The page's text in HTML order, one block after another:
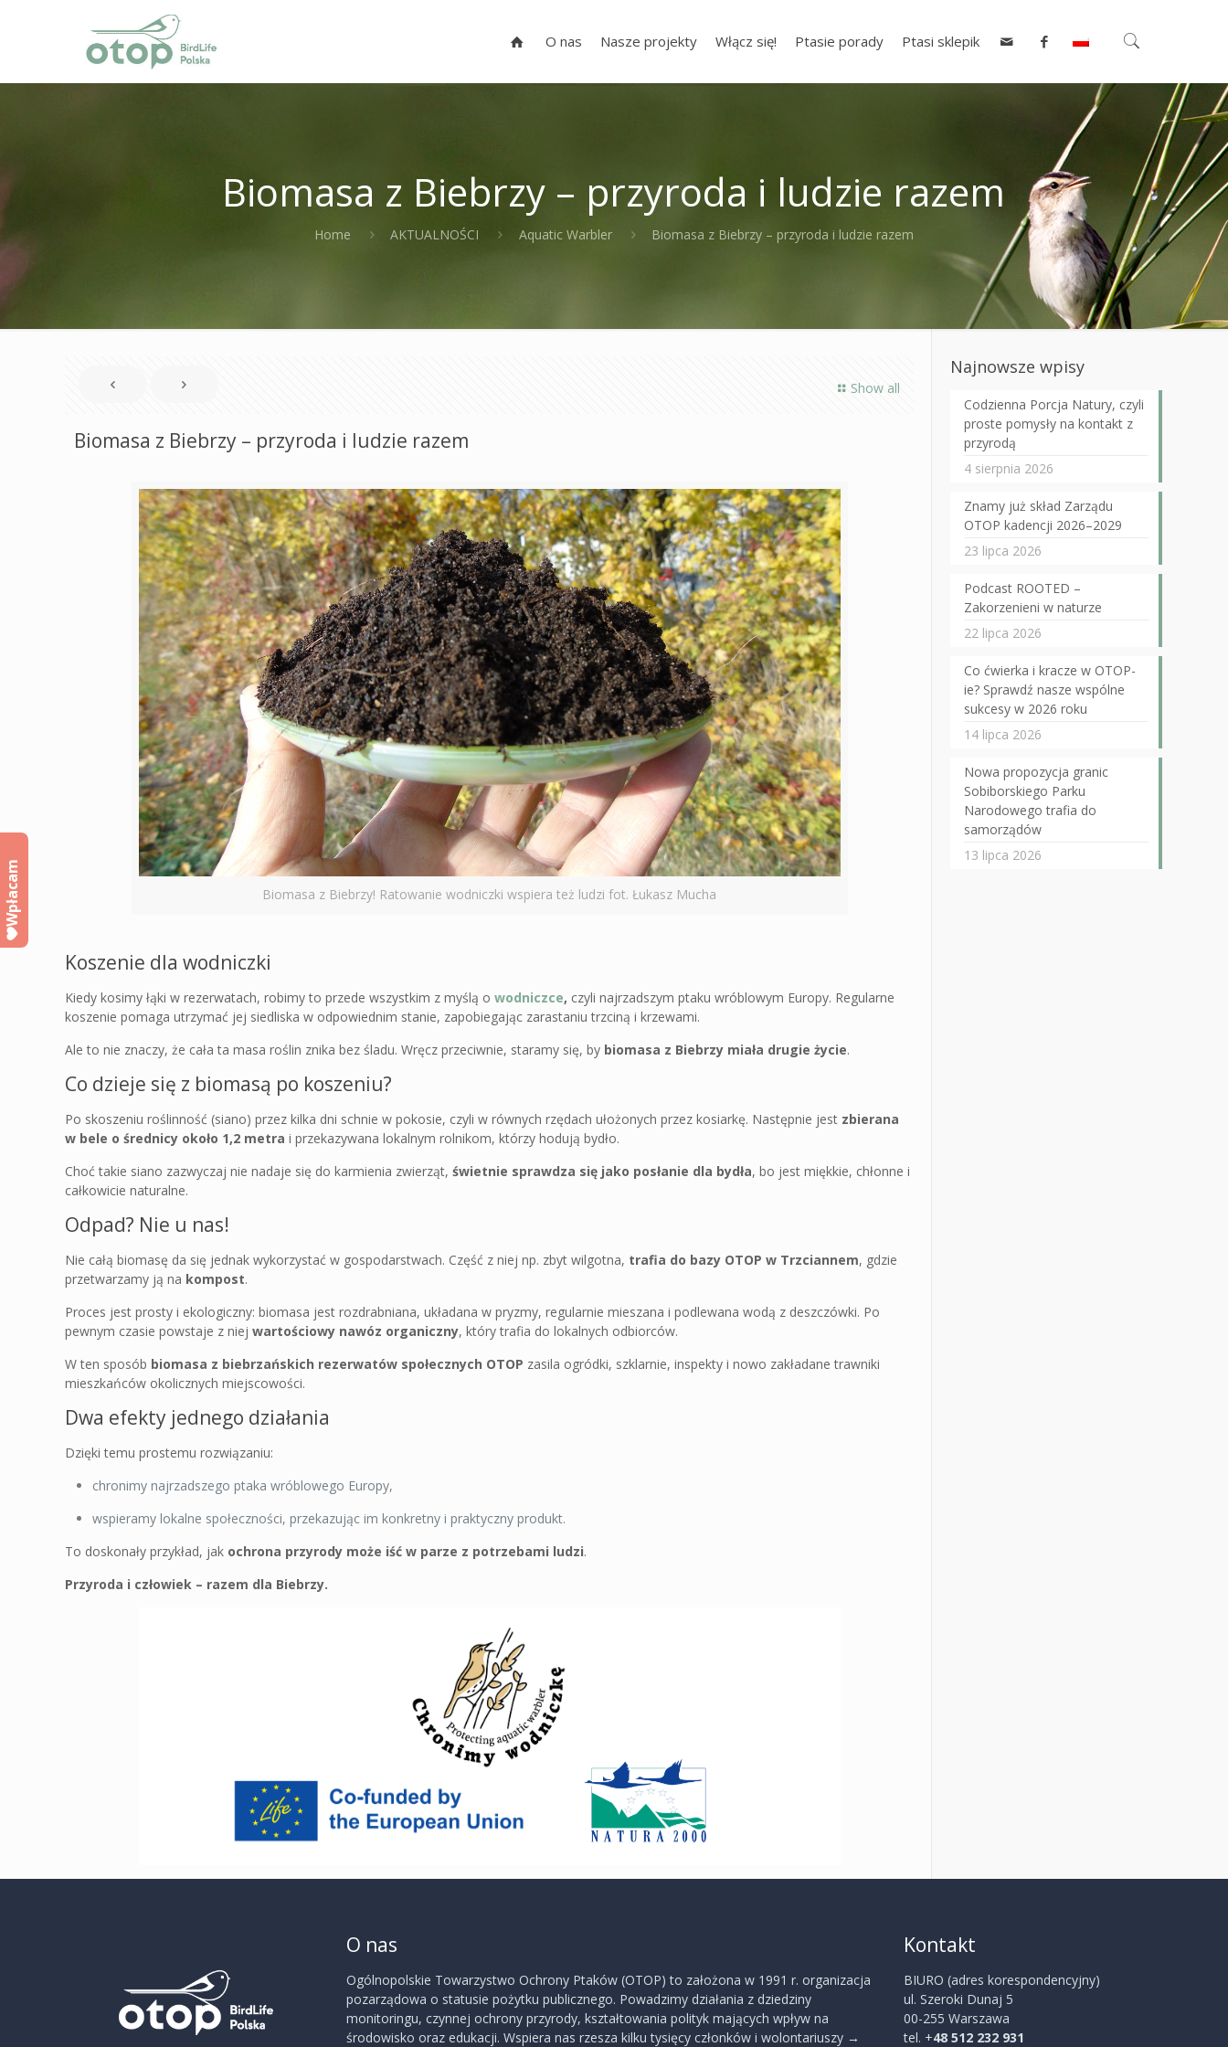
O nas Nasze projekty Włącz się! Ptasie porady Ptasi sklepik
Biomasa z Biebrzy – przyroda i ludzie razem
Home AKTUALNOŚCI Aquatic Warbler Biomasa z Biebrzy – przyroda i ludzie razem
Show all
Biomasa z Biebrzy – przyroda i ludzie razem
Biomasa z Biebrzy! Ratowanie wodniczki wspiera też ludzi fot. Łukasz Mucha
Koszenie dla wodniczki
Kiedy kosimy łąki w rezerwatach, robimy to przede wszystkim z myślą owodniczce, czyli najrzadszym ptaku wróblowym Europy. Regularne
koszenie pomaga utrzymać jej siedliska w odpowiednim stanie, zapobiegając zarastaniu trzciną i krzewami.
Ale to nie znaczy, że cała ta masa roślin znika bez śladu. Wręcz przeciwnie, staramy się, by biomasa z Biebrzy miała drugie życie.
Co dzieje się z biomasą po koszeniu?
Po skoszeniu roślinność (siano) przez kilka dni schnie w pokosie, czyli w równych rzędach ułożonych przez kosiarkę. Następnie jest zbierana
w bele o średnicy około 1,2 metra i przekazywana lokalnym rolnikom, którzy hodują bydło.
Choć takie siano zazwyczaj nie nadaje się do karmienia zwierząt,świetnie sprawdza się jako posłanie dla bydła, bo jest miękkie, chłonne i
całkowicie naturalne.
Odpad? Nie u nas!
Nie całą biomasę da się jednak wykorzystać w gospodarstwach. Część z niej np. zbyt wilgotna, trafia do bazy OTOP w Trzciannem, gdzie
przetwarzamy ją na kompost.
Proces jest prosty i ekologiczny: biomasa jest rozdrabniana, układana w pryzmy, regularnie mieszana i podlewana wodą z deszczówki. Po
pewnym czasie powstaje z niejwartościowy nawóz organiczny, który trafia do lokalnych odbiorców.
W ten sposób biomasa z biebrzańskich rezerwatów społecznych OTOP zasila ogródki, szklarnie, inspekty i nowo zakładane trawniki
mieszkańców okolicznych miejscowości.
Dwa efekty jednego działania
Dzięki temu prostemu rozwiązaniu:
chronimy najrzadszego ptaka wróblowego Europy,
wspieramy lokalne społeczności, przekazując im konkretny i praktyczny produkt.
To doskonały przykład, jak ochrona przyrody może iść w parze z potrzebami ludzi.
Przyroda i człowiek – razem dla Biebrzy.
Najnowsze wpisy
Codzienna Porcja Natury, czyli
proste pomysły na kontakt z
przyrodą
4 sierpnia 2026
Znamy już skład Zarządu
OTOP kadencji 2026–2029
23 lipca 2026
Podcast ROOTED –
Zakorzenieni w naturze
22 lipca 2026
Co ćwierka i kracze w OTOP-
ie? Sprawdź nasze wspólne
sukcesy w 2026 roku
14 lipca 2026
Nowa propozycja granic
Sobiborskiego Parku
Narodowego trafia do
samorządów
13 lipca 2026
O nas
Ogólnopolskie Towarzystwo Ochrony Ptaków (OTOP) to założona w 1991 r. organizacja
pozarządowa o statusie pożytku publicznego. Powadzimy działania z dziedziny
monitoringu, czynnej ochrony przyrody, kształtowania polityk mających wpływ na
środowisko oraz edukacji. Wspiera nas rzesza kilku tysięcy członków i wolontariuszy →
Kontakt
BIURO (adres korespondencyjny)
ul. Szeroki Dunaj 5
00-255 Warszawa
tel. +48 512 232 931
Wpłacam